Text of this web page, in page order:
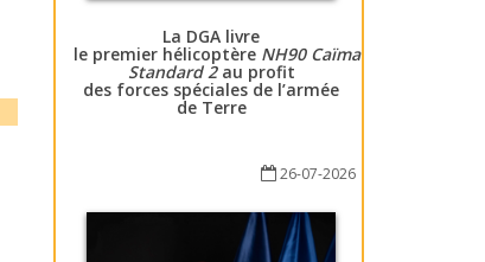
La DGA livre
le premier hélicoptère NH90 Caïman
Standard 2au profit
des forces spéciales de l’armée
de Terre
26-07-2026